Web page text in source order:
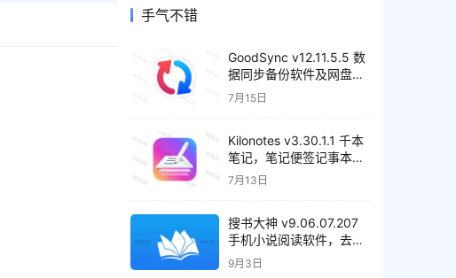
手气不错
GoodSync v12.11.5.5 数
据同步备份软件及网盘管
理工具，解锁高级版
7月15日
Kilonotes v3.30.1.1 千本
笔记，笔记便签记事本，
解锁VIP会员版
7月13日
搜书大神 v9.06.07.207
手机小说阅读软件，去广
告清爽版
9月3日